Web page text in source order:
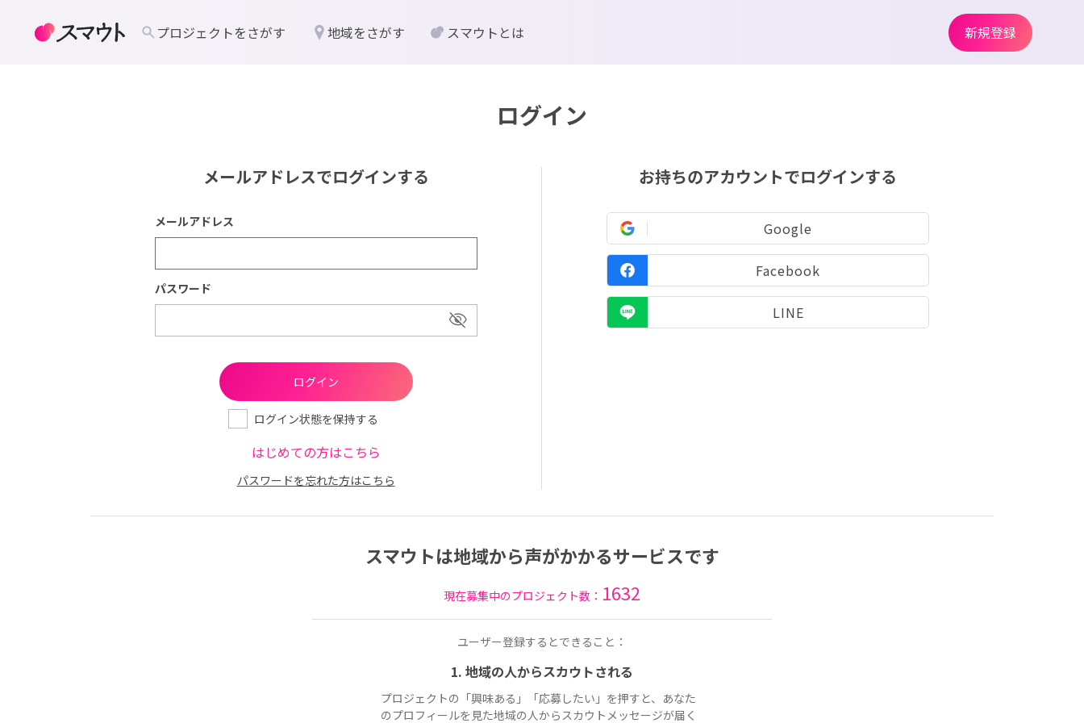
ログイン
メールアドレスでログインする
メールアドレス
パスワード
ログイン状態を保持する
はじめての方はこちら
パスワードを忘れた方はこちら
お持ちのアカウントでログインする
Google
Facebook
LINE
スマウトは地域から声がかかるサービスです
現在募集中のプロジェクト数： 1632
ユーザー登録するとできること：
1. 地域の人からスカウトされる
プロジェクトの「興味ある」「応募したい」を押すと、あなた
のプロフィールを見た地域の人からスカウトメッセージが届く
プロジェクトをさがす 地域をさがす スマウトとは 新規登録